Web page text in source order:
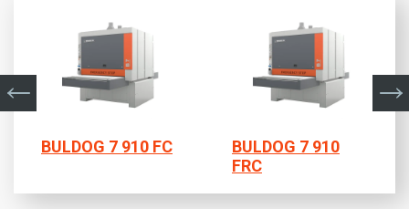
BULDOG 7 910 FC
BULDOG 7 910
FRC